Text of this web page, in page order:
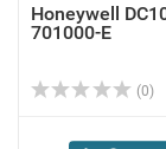
Honeywell
701000-E
(0)